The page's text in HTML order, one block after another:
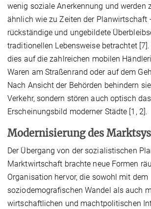
wenig soziale Anerkennung und werden
ähnlich wie zu Zeiten der Planwirtschaft
rückständige und ungebildete
traditionellen Lebensweise betrachtet
dies auf die zahlreichen mobilen
Waren am Straßenrand oder auf dem
Nach Ansicht der Behörden behindern
Verkehr, sondern stören auch optisch das
Erscheinungsbild moderner Städte [1, 2].
Modernisierung des
Der Übergang von der sozialistischen
Marktwirtschaft brachte neue Formen
Organisation hervor, die sowohl mit dem
soziodemografischen Wandel als auch
wirtschaftlichen und machtpolitischen